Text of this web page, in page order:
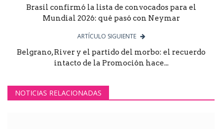
Brasil confirmó la lista de convocados para el
Mundial 2026: qué pasó con Neymar
ARTÍCULO SIGUIENTE
Belgrano, River y el partido del morbo: el recuerdo
intacto de la Promoción hace...
NOTICIAS RELACIONADAS